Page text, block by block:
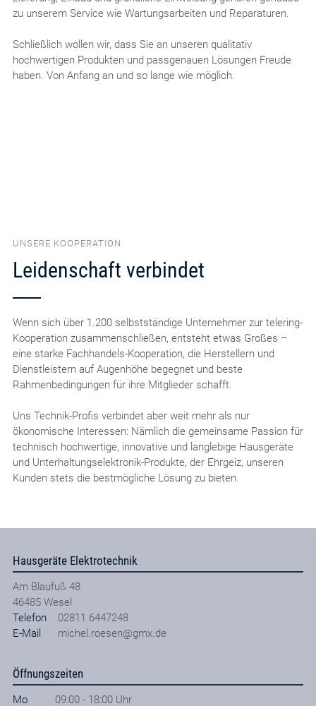
zu unserem Service wie Wartungsarbeiten und Reparaturen.
Schließlich wollen wir, dass Sie an unseren qualitativ
hochwertigen Produkten und passgenauen Lösungen Freude
haben. Von Anfang an und so lange wie möglich.
UNSERE KOOPERATION
Leidenschaft verbindet
Wenn sich über 1.200 selbstständige Unternehmer zur telering-
Kooperation zusammenschließen, entsteht etwas Großes –
eine starke Fachhandels-Kooperation, die Herstellern und
Dienstleistern auf Augenhöhe begegnet und beste
Rahmenbedingungen für ihre Mitglieder schafft.
Uns Technik-Profis verbindet aber weit mehr als nur
ökonomische Interessen: Nämlich die gemeinsame Passion für
technisch hochwertige, innovative und langlebige Hausgeräte
und Unterhaltungselektronik-Produkte, der Ehrgeiz, unseren
Kunden stets die bestmögliche Lösung zu bieten.
Hausgeräte Elektrotechnik
Am Blaufuß 48
46485 Wesel
Telefon
02811 6447248
E-Mail
michel.roesen@gmx.de
Öffnungszeiten
Mo 09:00 - 18:00 Uhr